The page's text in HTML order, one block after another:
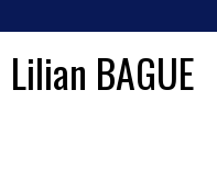
Lilian BAGUE